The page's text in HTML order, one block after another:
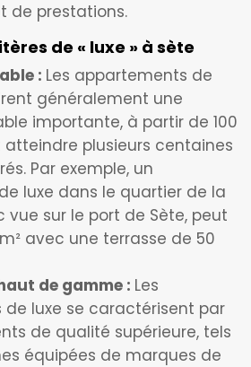
de prestations.
de « luxe » à sète
: Les appartements de
généralement une
importante, à partir de 100
atteindre plusieurs centaines
Par exemple, un
luxe dans le quartier de la
vue sur le port de Sète, peut
avec une terrasse de 50
de gamme : Les
luxe se caractérisent par
de qualité supérieure, tels
équipées de marques de